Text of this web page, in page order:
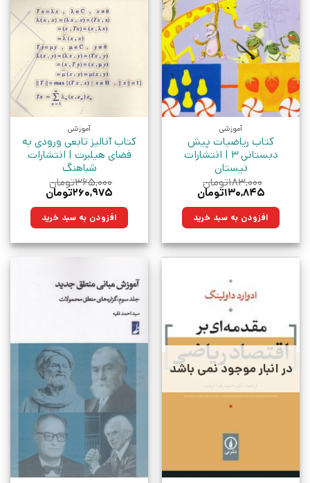
آموزشی
کتاب ریاضیات پیش
دبستانی 3 | انتشارات
نیستان
۱۸۳,۰۰۰تومان
قیمت
۱۸۳,۰۰۰تومان
بود.
۱۳۰,۸۴۵تومان
۱۳۰,۸۴۵تومان.افزودن به سبد خرید
آموزشی
کتاب آنالیز تابعی ورودی به
فضای هیلبرت | انتشارات
شباهنگ
۳۶۵,۰۰۰تومان
قیمت
۳۶۵,۰۰۰تومان
بود.
۲۶۰,۹۷۵تومان
۲۶۰,۹۷۵تومان.افزودن به سبد خرید
در انبار موجود نمی باشد